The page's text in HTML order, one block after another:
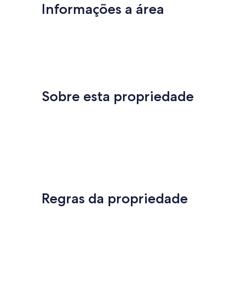
Informações a área
Sobre esta propriedade
Regras da propriedade